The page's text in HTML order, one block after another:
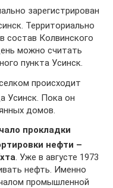
зарегистрирован
Территориально
состав Колвинского
можно считать
пункта Усинск.
происходит
Усинск. Пока он
домов.
прокладки
нефти –
. Уже в августе 1973
нефть. Именно
промышленной